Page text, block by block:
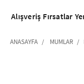
Alışveriş Fırsatlar
ANASAYFA MUMLAR